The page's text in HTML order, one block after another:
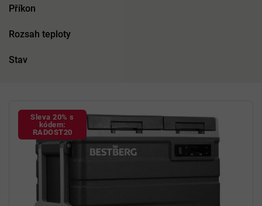
Příkon
Rozsah teploty
Stav
Sleva 20% s
kódem:
RADOST20